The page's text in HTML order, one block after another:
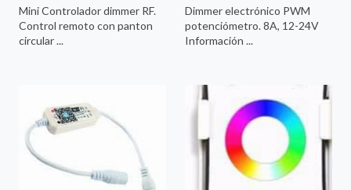
Mini Controlador dimmer RF.
Control remoto con panton
circular ...
Dimmer electrónico PWM
potenciómetro. 8A, 12-24V
Información ...